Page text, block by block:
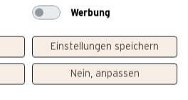
GmbH übernimmt keine
verlinkter externer
Werbung
Einstellungen speichern
Nein, anpassen